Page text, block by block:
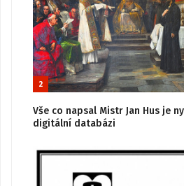
2
Vše co napsal Mistr Jan Hus je
digitální databázi